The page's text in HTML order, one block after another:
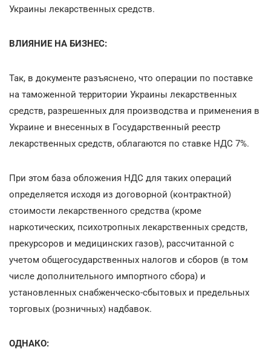
Украины лекарственных средств.
ВЛИЯНИЕ НА БИЗНЕС:
Так, в документе разъяснено, что операции по поставке
на таможенной территории Украины лекарственных
средств, разрешенных для производства и применения в
Украине и внесенных в Государственный реестр
лекарственных средств, облагаются по ставке НДС 7%.
При этом база обложения НДС для таких операций
определяется исходя из договорной (контрактной)
стоимости лекарственного средства (кроме
наркотических, психотропных лекарственных средств,
прекурсоров и медицинских газов), рассчитанной с
учетом общегосударственных налогов и сборов (в том
числе дополнительного импортного сбора) и
установленных снабженческо-сбытовых и предельных
торговых (розничных) надбавок.
ОДНАКО: